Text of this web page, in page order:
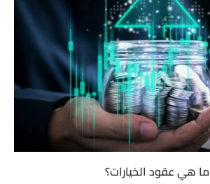
ما هي عقود الخيارات؟